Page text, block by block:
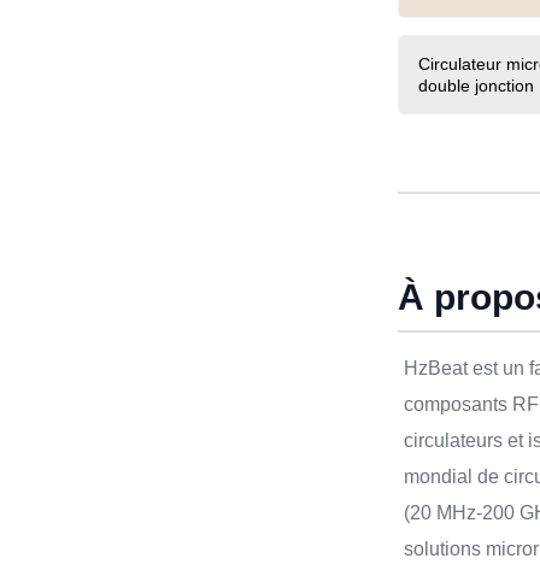
Circulateur
double jonction
À
HzBeat est un
composants
circulateurs et
mondial de
(20 MHz-200
solutions